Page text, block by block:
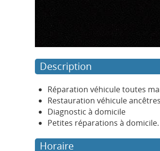
Description
Réparation véhicule toutes
Restauration véhicule ancêtres
Diagnostic à domicile
Petites réparations à domicile.
Horaire